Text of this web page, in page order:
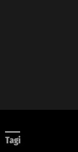
Tagi